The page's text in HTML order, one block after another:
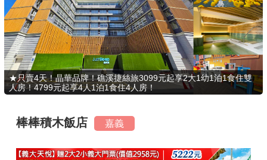
搜尋景點
好康優惠
最新消息
最新留言
★只賣4天！晶華品牌！礁溪捷絲旅3099元起享2大1幼1泊1食住雙
人房！4799元起享4人1泊1食住4人房！
棒棒積木飯店 嘉義